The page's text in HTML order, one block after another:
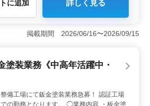
＞ この企業では50代のスタッフが在
を持つ方々が活躍しています。経験重
ています。 ＜ワークライフバランス
10時間程度と少なめです。この勤務体
ベートの時間を大切にしながら働くこ
＜通勤の利便性＞ 無料駐車場が完
通勤が可能です。通勤の際のストレス
快適に働ける環境が整っています
に追加 詳しく見る
掲載期間 2026/06/16〜2026/09/15
塗装業務《中高年活躍中・
整備工場にて鈑金塗装業務急募！ 認証工場
での勤務となります。 ◯業務内容 ・板金塗